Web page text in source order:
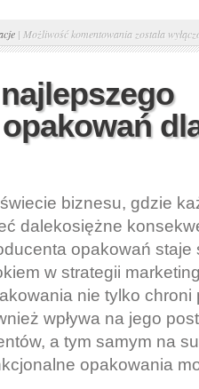
| Możliwość komentowania Metodyka
instruktażu
na
czym
polega
są
kluczowe
etapy
szkolenia
nowego
została
biznesu, gdzie
dalekosiężne
opakowań staje
w strategii
nie tylko chroni
wpływa na jego
a tym samym na
opakowania